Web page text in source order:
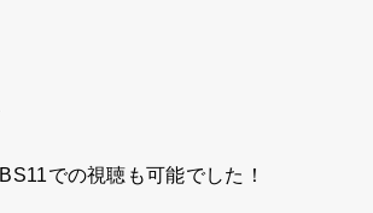
での視聴も可能でした！